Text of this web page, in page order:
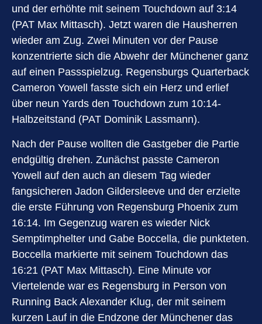
und der erhöhte mit seinem Touchdown auf 3:14
(PAT Max Mittasch). Jetzt waren die Hausherren
wieder am Zug. Zwei Minuten vor der Pause
konzentrierte sich die Abwehr der Münchener ganz
auf einen Passspielzug. Regensburgs Quarterback
Cameron Yowell fasste sich ein Herz und erlief
über neun Yards den Touchdown zum 10:14-
Halbzeitstand (PAT Dominik Lassmann).
Nach der Pause wollten die Gastgeber die Partie
endgültig drehen. Zunächst passte Cameron
Yowell auf den auch an diesem Tag wieder
fangsicheren Jadon Gildersleeve und der erzielte
die erste Führung von Regensburg Phoenix zum
16:14. Im Gegenzug waren es wieder Nick
Semptimphelter und Gabe Boccella, die punkteten.
Boccella markierte mit seinem Touchdown das
16:21 (PAT Max Mittasch). Eine Minute vor
Viertelende war es Regensburg in Person von
Running Back Alexander Klug, der mit seinem
kurzen Lauf in die Endzone der Münchener das